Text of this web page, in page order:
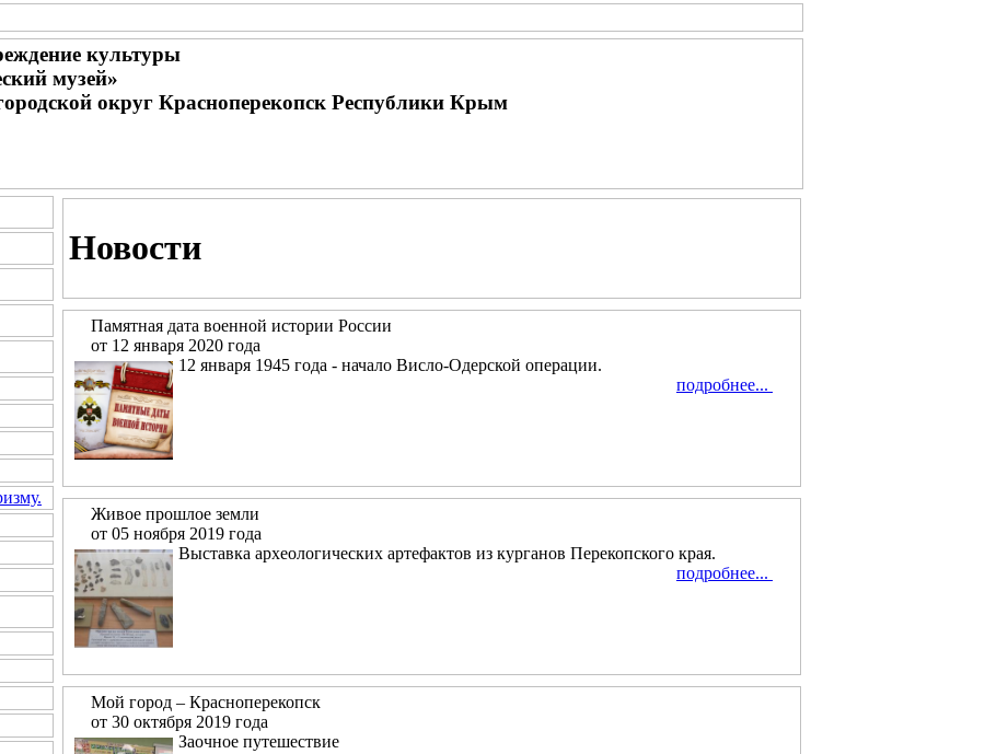
культуры
музей»
округ Красноперекопск Республики Крым
Новости
Памятная дата военной истории России
от 12 января 2020 года
12 января 1945 года - начало Висло-Одерской операции.
подробнее...
Живое прошлое земли
от 05 ноября 2019 года
Выставка археологических артефактов из курганов Перекопского края.
подробнее...
Мой город – Красноперекопск
от 30 октября 2019 года
Заочное путешествие